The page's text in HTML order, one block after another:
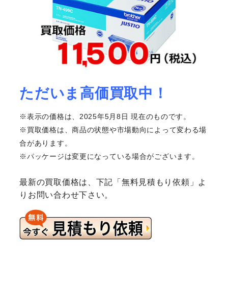
ただいま高価買取中！
※表示の価格は、2025年5月8日 現在のものです。
※買取価格は、商品の状態や市場動向によって変わる場
合があります。
※パッケージは変更になっている場合がございます。
最新の買取価格は、下記「無料見積もり依頼」よ
りお問い合わせ下さい。